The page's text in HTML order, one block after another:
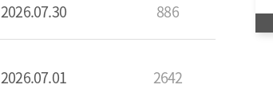
2026.07.30 886
2026.07.01 2642